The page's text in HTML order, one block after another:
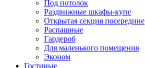
Под потолок
Раздвижные шкафы-купе
Открытая секция посередине
Распашные
Гардероб
Для маленького помещения
Эконом
Гостиные